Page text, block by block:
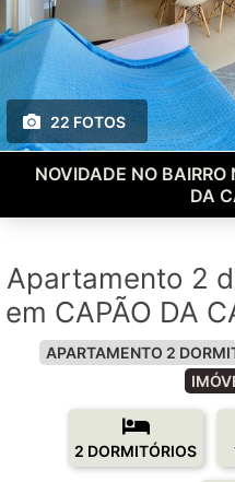
22 FOTOS
NOVIDADE NO
DA
Apartamento 2
em CAPÃO DA
APARTAMENTO 2
2 DORMITÓRIOS